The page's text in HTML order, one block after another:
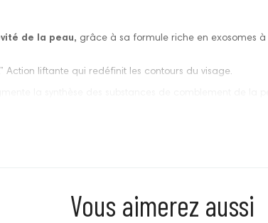
de la peau, grâce à sa formule riche en exosomes
.” Action liftante qui redéfinit les contours du visage.
énergise et revitalise
Vous aimerez aussi